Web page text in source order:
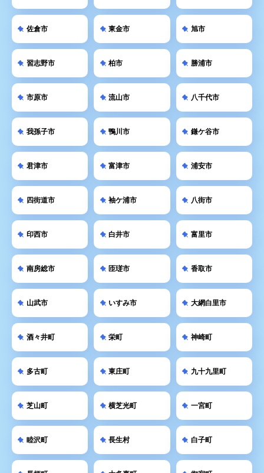
佐倉市 東金市 旭市
習志野市 柏市 勝浦市
市原市 流山市 八千代市
我孫子市 鴨川市 鎌ケ谷市
君津市 富津市 浦安市
四街道市 袖ケ浦市 八街市
印西市 白井市 富里市
南房総市 匝瑳市 香取市
山武市 いすみ市 大網白里市
酒々井町 栄町 神崎町
多古町 東庄町 九十九里町
芝山町 横芝光町 一宮町
睦沢町 長生村 白子町